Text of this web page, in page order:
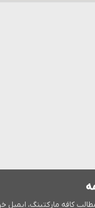
کافه مارکتینگ، ایمیل